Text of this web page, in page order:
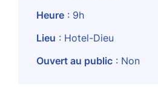
Heure : 9h
Lieu : Hotel-Dieu
Ouvert au public : Non